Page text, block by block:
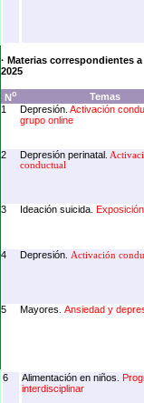
· Materias correspondientes
2025
No
Temas
1
Depresión. Activación
grupo online
2 Depresión perinatal
conductual
3 Ideación suicida Exposición
4 Depresión Activación
5 Mayores Ansiedad y
6 Alimentación en niños
interdisciplinar